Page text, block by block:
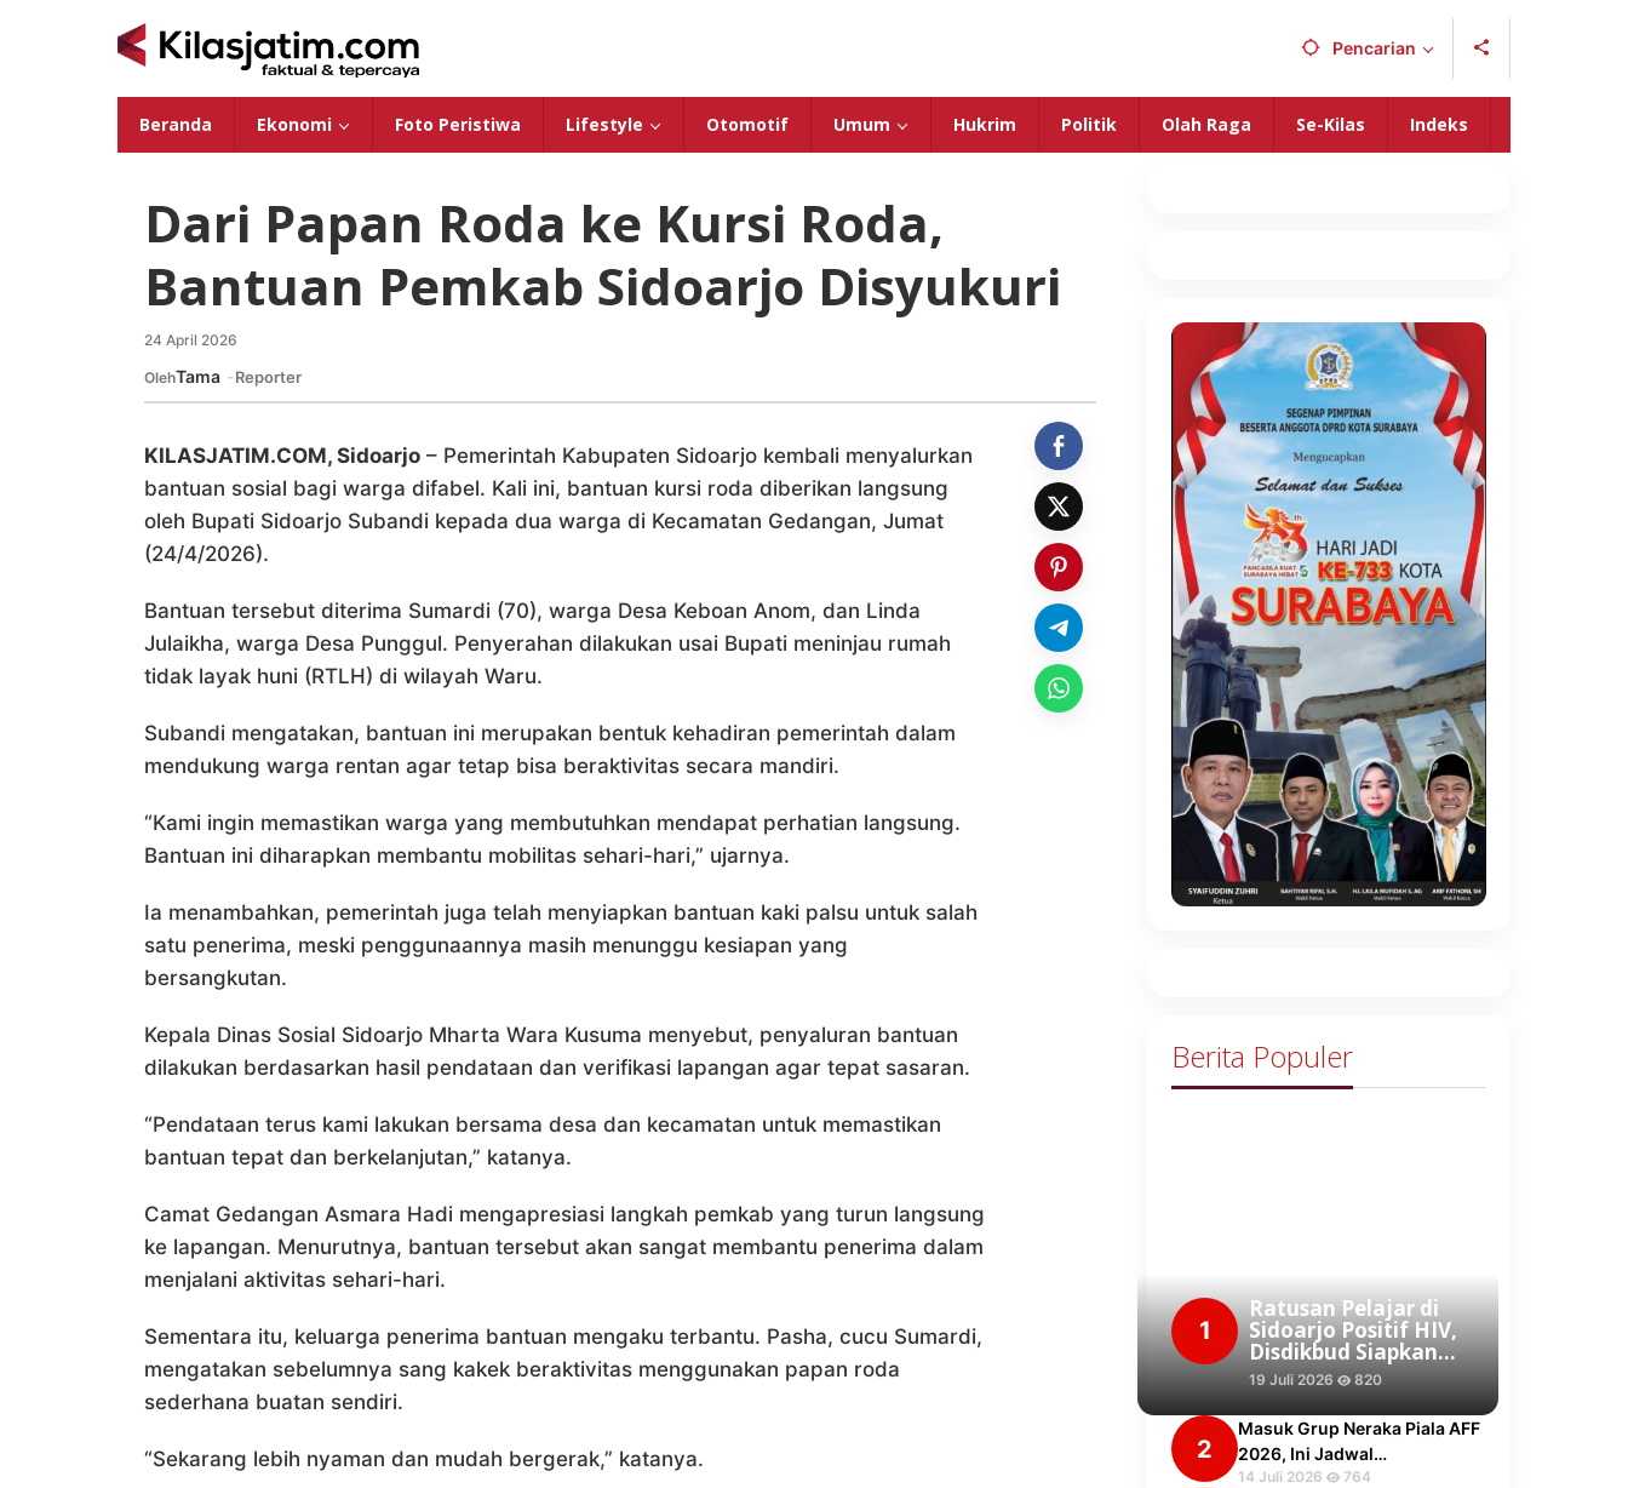
Pencarian
Beranda Ekonomi Foto Peristiwa Lifestyle Otomotif Umum Hukrim Politik Olah Raga Se-Kilas Indeks
Dari Papan Roda ke Kursi Roda,
Bantuan Pemkab Sidoarjo Disyukuri
24 April 2026
OlehTama Reporter
KILASJATIM.COM, Sidoarjo – Pemerintah Kabupaten Sidoarjo kembali menyalurkan
bantuan sosial bagi warga difabel. Kali ini, bantuan kursi roda diberikan langsung
oleh Bupati Sidoarjo Subandi kepada dua warga di Kecamatan Gedangan, Jumat
(24/4/2026).
Bantuan tersebut diterima Sumardi (70), warga Desa Keboan Anom, dan Linda
Julaikha, warga Desa Punggul. Penyerahan dilakukan usai Bupati meninjau rumah
tidak layak huni (RTLH) di wilayah Waru.
Subandi mengatakan, bantuan ini merupakan bentuk kehadiran pemerintah dalam
mendukung warga rentan agar tetap bisa beraktivitas secara mandiri.
“Kami ingin memastikan warga yang membutuhkan mendapat perhatian langsung.
Bantuan ini diharapkan membantu mobilitas sehari-hari,” ujarnya.
Ia menambahkan, pemerintah juga telah menyiapkan bantuan kaki palsu untuk salah
satu penerima, meski penggunaannya masih menunggu kesiapan yang
bersangkutan.
Kepala Dinas Sosial Sidoarjo Mharta Wara Kusuma menyebut, penyaluran bantuan
dilakukan berdasarkan hasil pendataan dan verifikasi lapangan agar tepat sasaran.
“Pendataan terus kami lakukan bersama desa dan kecamatan untuk memastikan
bantuan tepat dan berkelanjutan,” katanya.
Camat Gedangan Asmara Hadi mengapresiasi langkah pemkab yang turun langsung
ke lapangan. Menurutnya, bantuan tersebut akan sangat membantu penerima dalam
menjalani aktivitas sehari-hari.
Sementara itu, keluarga penerima bantuan mengaku terbantu. Pasha, cucu Sumardi,
mengatakan sebelumnya sang kakek beraktivitas menggunakan papan roda
sederhana buatan sendiri.
“Sekarang lebih nyaman dan mudah bergerak,” katanya.
Berita Populer
1
Ratusan Pelajar di
Sidoarjo Positif HIV,
Disdikbud Siapkan…
19 Juli 2026 820
2
Masuk Grup Neraka Piala AFF
2026, Ini Jadwal…
14 Juli 2026 764